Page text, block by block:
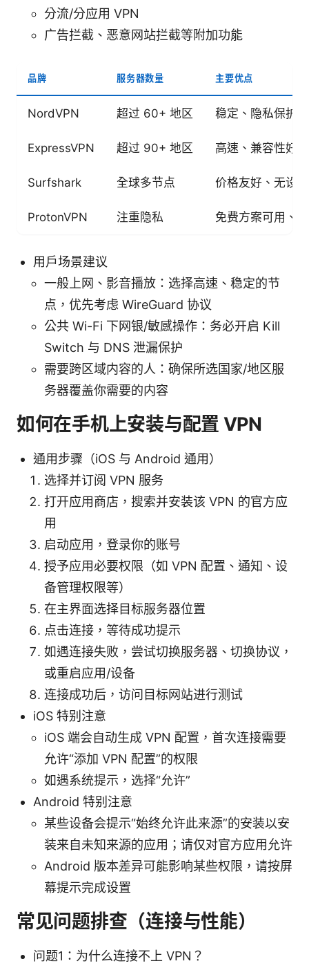
分流/分应用 VPN
广告拦截、恶意网站拦截等附加功能
品牌 服务器数量 主要优点
NordVPN 超过 60+ 地区 稳定、隐私保护强
ExpressVPN 超过 90+ 地区 高速、兼容性好
Surfshark 全球多节点 价格友好、无设
ProtonVPN 注重隐私 免费方案可用、
用户场景建议
一般上网、影音播放：选择高速、稳定的节
点，优先考虑 WireGuard 协议
公共 Wi-Fi 下网银/敏感操作：务必开启 Kill
Switch 与 DNS 泄漏保护
需要跨区域内容的人：确保所选国家/地区服
务器覆盖你需要的内容
如何在手机上安装与配置 VPN
通用步骤（iOS 与 Android 通用）
选择并订阅 VPN 服务
打开应用商店，搜索并安装该 VPN 的官方应
用
启动应用，登录你的账号
授予应用必要权限（如 VPN 配置、通知、设
备管理权限等）
在主界面选择目标服务器位置
点击连接，等待成功提示
如遇连接失败，尝试切换服务器、切换协议，
或重启应用/设备
连接成功后，访问目标网站进行测试
iOS 特别注意
iOS 端会自动生成 VPN 配置，首次连接需要
允许“添加 VPN 配置”的权限
如遇系统提示，选择“允许”
Android 特别注意
某些设备会提示“始终允许此来源”的安装以安
装来自未知来源的应用；请仅对官方应用允许
Android 版本差异可能影响某些权限，请按屏
幕提示完成设置
常见问题排查（连接与性能）
问题1：为什么连接不上 VPN？